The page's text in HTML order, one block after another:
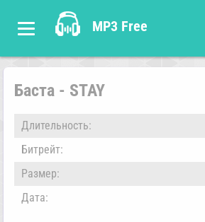
MP3 Free
Баста - STAY
Длительность:
Битрейт:
Размер:
Дата: